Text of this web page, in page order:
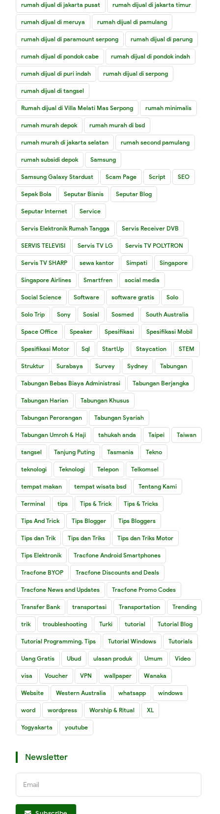
rumah dijual di jakarta pusat rumah dijual di jakarta timur
rumah dijual di meruya rumah dijual di pamulang
rumah dijual di paramount serpong rumah dijual di parung
rumah dijual di pondok cabe rumah dijual di pondok indah
rumah dijual di puri indah rumah dijual di serpong
rumah dijual di tangsel
Rumah dijual di Villa Melati Mas Serpong rumah minimalis
rumah murah depok rumah murah di bsd
rumah murah di jakarta selatan rumah second pamulang
rumah subsidi depok Samsung
Samsung Galaxy Stardust Scam Page Script SEO
Sepak Bola Seputar Bisnis Seputar Blog
Seputar Internet Service
Servis Elektronik Rumah Tangga Servis Receiver DVB
SERVIS TELEVISI Servis TV LG Servis TV POLYTRON
Servis TV SHARP sewa kantor Simpati Singapore
Singapore Airlines Smartfren social media
Social Science Software software gratis Solo
Solo Trip Sony Sosial Sosmed South Australia
Space Office Speaker Spesifikasi Spesifikasi Mobil
Spesifikasi Motor Sql StartUp Staycation STEM
Struktur Surabaya Survey Sydney Tabungan
Tabungan Bebas Biaya Administrasi Tabungan Berjangka
Tabungan Harian Tabungan Khusus
Tabungan Perorangan Tabungan Syariah
Tabungan Umroh & Haji tahukah anda Taipei Taiwan
tangsel Tanjung Puting Tasmania Tekno
teknologi Teknologi Telepon Telkomsel
tempat makan tempat wisata bsd Tentang Kami
Terminal tips Tips & Trick Tips & Tricks
Tips And Trick Tips Blogger Tips Bloggers
Tips dan Trik Tips dan Triks Tips dan Triks Motor
Tips Elektronik Tracfone Android Smartphones
Tracfone BYOP Tracfone Discounts and Deals
Tracfone News and Updates Tracfone Promo Codes
Transfer Bank transportasi Transportation Trending
trik troubleshooting Turki tutorial Tutorial Blog
Tutorial Programming. Tips Tutorial Windows Tutorials
Uang Gratis Ubud ulasan produk Umum Video
visa Voucher VPN wallpaper Wanaka
Website Western Australia whatsapp windows
word wordpress Worship & Ritual XL
Yogyakarta youtube
Newsletter
Email